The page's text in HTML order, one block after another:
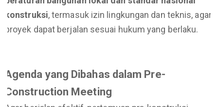
konstruksi, termasuk izin lingkungan dan teknis, agar
proyek dapat berjalan sesuai hukum yang berlaku.
Agenda yang Dibahas dalam Pre-
Construction Meeting